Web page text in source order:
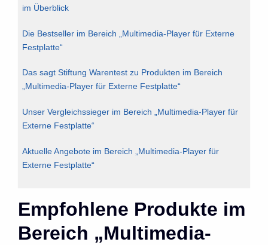
im Überblick
Die Bestseller im Bereich „Multimedia-Player für Externe
Festplatte“
Das sagt Stiftung Warentest zu Produkten im Bereich
„Multimedia-Player für Externe Festplatte“
Unser Vergleichssieger im Bereich „Multimedia-Player für
Externe Festplatte“
Aktuelle Angebote im Bereich „Multimedia-Player für
Externe Festplatte“
Empfohlene Produkte im
Bereich „Multimedia-